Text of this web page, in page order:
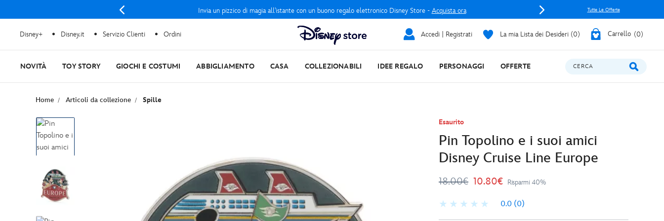
Invia un pizzico di magia all'istante con un buono regalo elettronico Disney Store - Acquista ora Tutte Le Offerte
Disney+ Disney.it Servizio Clienti Ordini Accedi | Registrati La mia Lista dei Desideri 0 Carrello 0
NOVITÀ TOY STORY GIOCHI E COSTUMI ABBIGLIAMENTO CASA COLLEZIONABILI IDEE REGALO PERSONAGGI OFFERTE CERCA
Home Articoli da collezione Spille
Esaurito
Pin Topolino e i suoi amici
Disney Cruise Line Europe
18.00€ 10.80€ Risparmi 40%
0.0 (0)